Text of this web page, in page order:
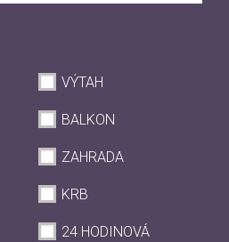
VÝTAH
BALKON
ZAHRADA
KRB
24 HODINOVÁ